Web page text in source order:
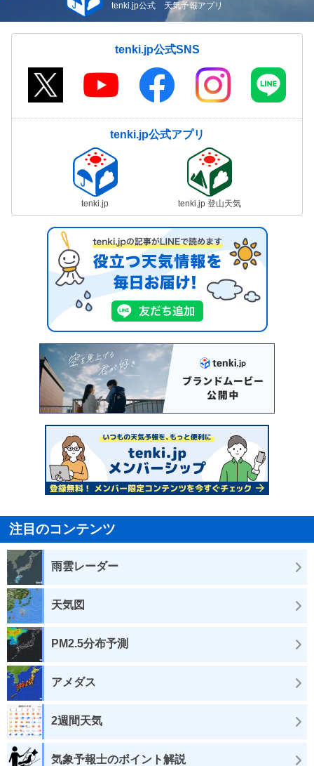
tenki.jp公式 天気予報アプリ
tenki.jp公式SNS
tenki.jp公式アプリ
tenki.jp tenki.jp 登山天気
注目のコンテンツ
雨雲レーダー
天気図
PM2.5分布予測
アメダス
2週間天気
気象予報士のポイント解説